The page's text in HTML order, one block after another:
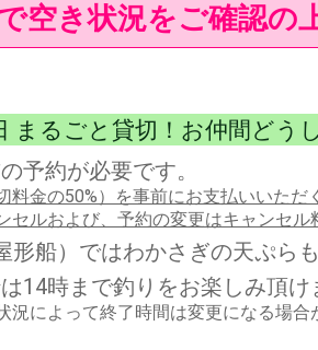
空き状況をご確認の
まるごと貸切！お仲間どう
予約が必要です。
料金の50%）を事前にお支払いいただ
セルおよび、予約の変更はキャンセル
形船）ではわかさぎの天ぷら
14時まで釣りをお楽しみ頂け
況によって終了時間は変更になる場合